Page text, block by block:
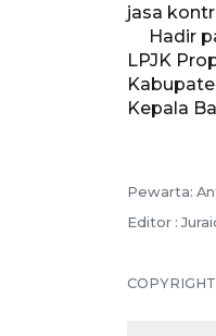
jasa
Hadir
LPJK
Kepala
Pewarta:
Editor :